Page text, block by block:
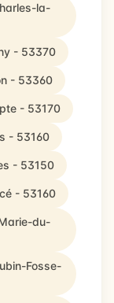
la-
- 53370
- 53360
- 53170
- 53160
- 53150
- 53160
du-
Fosse-